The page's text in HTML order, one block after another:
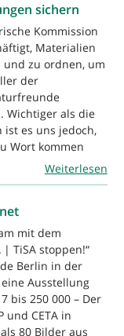
sichern
Kommission
Materialien
und zu ordnen, um
der
Wichtiger als die
ist es uns jedoch,
Wort kommen
Weiterlesen
mit dem
| TiSA stoppen!“
Berlin in der
Ausstellung
bis 250 000 – Der
und CETA in
80 Bilder aus